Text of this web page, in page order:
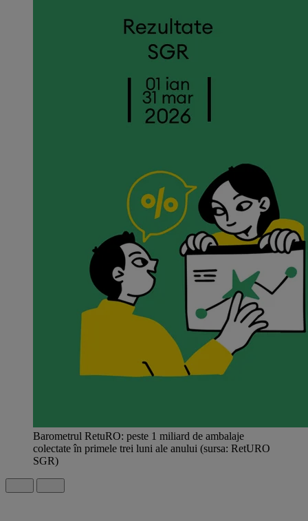
Barometrul RetuRO: peste 1 miliard de ambalaje
colectate în primele trei luni ale anului (sursa: RetURO
SGR)